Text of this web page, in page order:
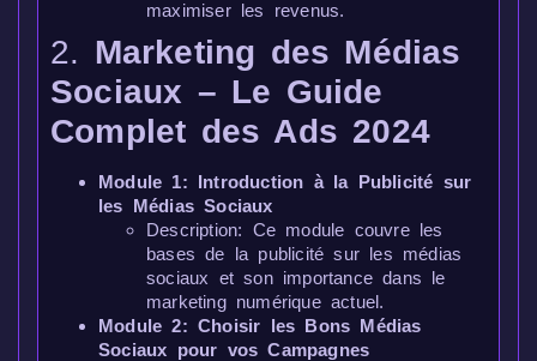
maximiser les revenus.
2. Marketing des Médias
Sociaux – Le Guide
Complet des Ads 2024
Module 1: Introduction à la Publicité sur
les Médias Sociaux
Description: Ce module couvre les
bases de la publicité sur les médias
sociaux et son importance dans le
marketing numérique actuel.
Module 2: Choisir les Bons Médias
Sociaux pour vos Campagnes